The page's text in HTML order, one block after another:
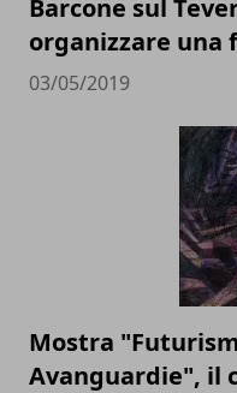
Barcone sul
organizzare una
03/05/2019
Mostra
Avanguardie", il